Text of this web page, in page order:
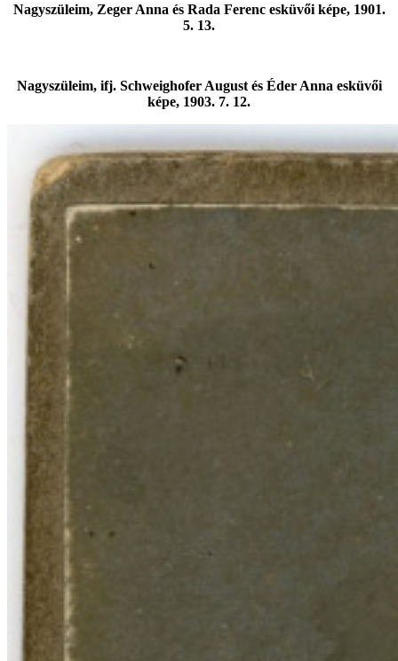
Nagyszüleim, Zeger Anna és Rada Ferenc esküvői képe, 1901.
5. 13.
Nagyszüleim, ifj. Schweighofer August és Éder Anna esküvői
képe, 1903. 7. 12.